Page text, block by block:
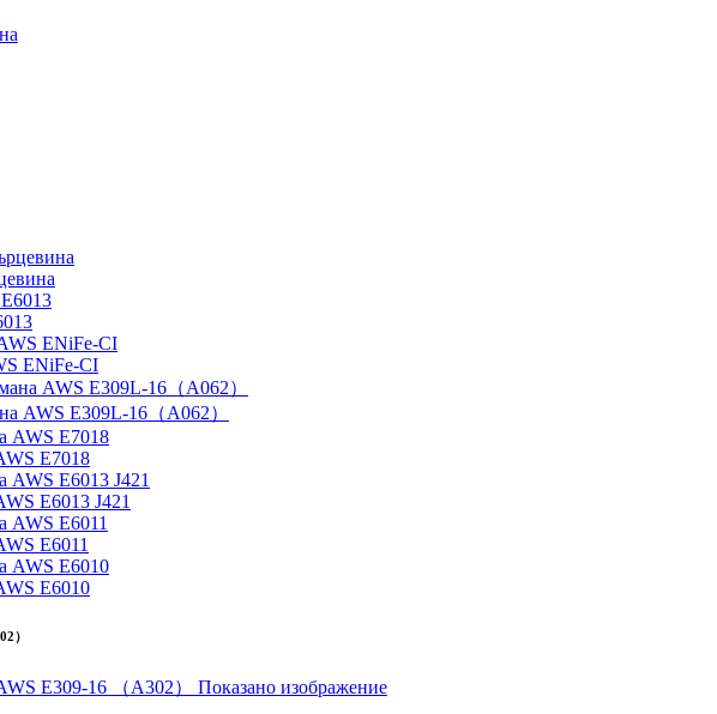
ENiFe-CI
AWS E309L-16（A062）
E7018
E6013 J421
E6011
E6010
）